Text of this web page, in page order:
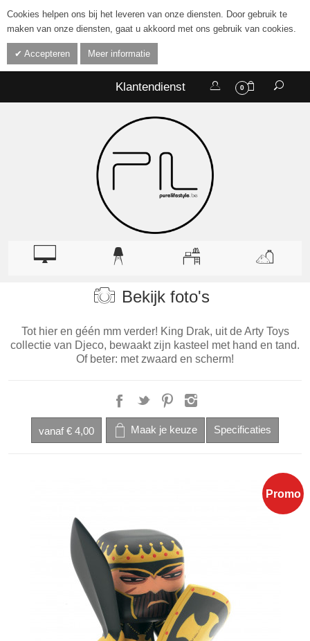
Cookies helpen ons bij het leveren van onze diensten. Door gebruik te
maken van onze diensten, gaat u akkoord met ons gebruik van cookies.
Accepteren Meer informatie
0
Klantendienst
Bekijk foto's
Tot hier en géén mm verder! King Drak, uit de Arty Toys
collectie van Djeco, bewaakt zijn kasteel met hand en tand.
Of beter: met zwaard en scherm!
vanaf € 4,00
Promo